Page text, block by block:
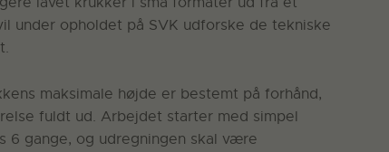
under opholdet på SVK udforske de tekniske
maksimale højde er bestemt på forhånd,
fuldt ud. Arbejdet starter med simpel
6 gange, og udregningen skal være